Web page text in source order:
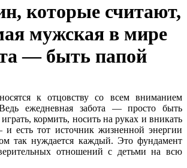
которые считают,
мужская в мире
— быть папой
к отцовству со всем вниманием
ежедневная забота — просто быть
кормить, носить на руках и вникать
есть тот источник жизненной энергии
так нуждается каждый. Это фундамент
отношений с детьми на всю